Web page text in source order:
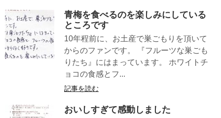
青梅を食べるのを楽しみにしている
ところです
10年程前に、お土産で巣ごもりを頂いて
からのファンです。 『フルーツな巣ごも
りたち』にはまっています。 ホワイトチ
ョコの食感とフ...
記事を読む
おいしすぎて感動しました